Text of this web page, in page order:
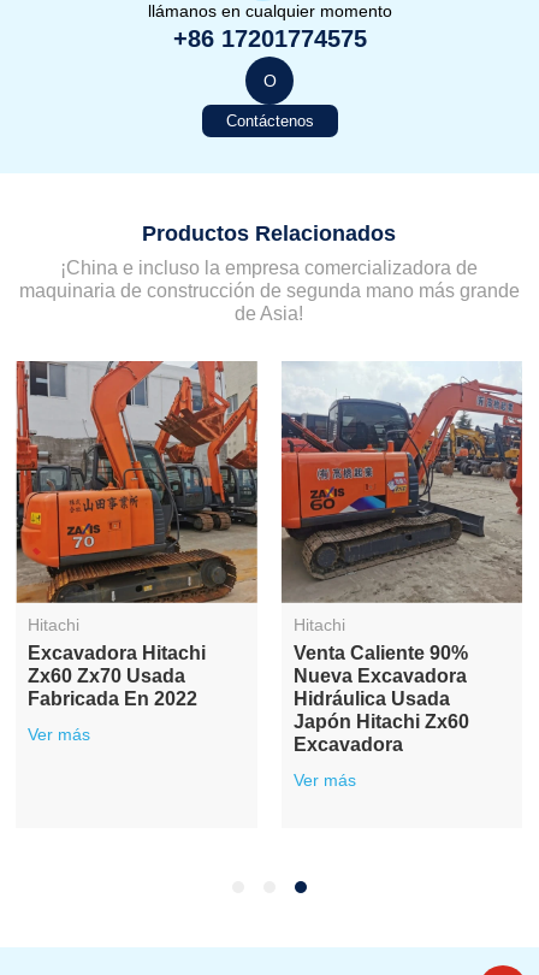
llámanos en cualquier momento
+86 17201774575
O
Contáctenos
Productos Relacionados
¡China e incluso la empresa comercializadora de
maquinaria de construcción de segunda mano más grande
de Asia!
Hitachi
Excavadora Hitachi
Zx60 Zx70 Usada
Fabricada En 2022
Ver más
Hitachi
Venta Caliente 90%
Nueva Excavadora
Hidráulica Usada
Japón Hitachi Zx60
Excavadora
Ver más